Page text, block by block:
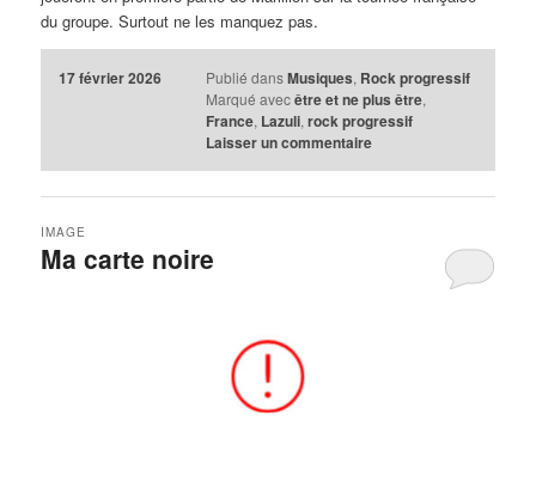
du groupe. Surtout ne les manquez pas.
17 février 2026 Publié dans Musiques, Rock progressif
Marqué avec être et ne plus être,
France, Lazuli, rock progressif
Laisser un commentaire
Ma carte noire
IMAGE